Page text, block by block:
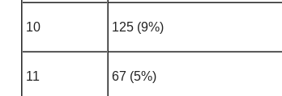
10 125 (9%)
11 67 (5%)